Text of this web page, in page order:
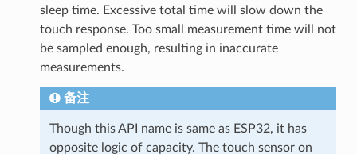
sleep time. Excessive total time will slow down the
touch response. Too small measurement time will not
be sampled enough, resulting in inaccurate
measurements.
备注
Though this API name is same as ESP32, it has
opposite logic of capacity. The touch sensor on